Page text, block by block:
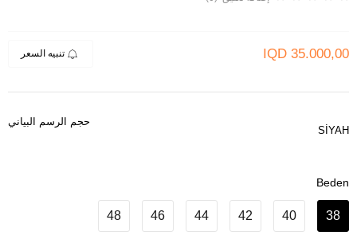
35.000,00 تنبيه السعر
حجم الرسم البياني
SİYAH
Beden
38
40
42
44
46
48